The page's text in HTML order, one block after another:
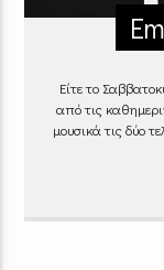
Είτε το
από τις
μουσικά τις δύο